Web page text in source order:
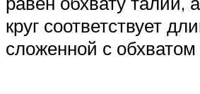
круг соответствует
сложенной с